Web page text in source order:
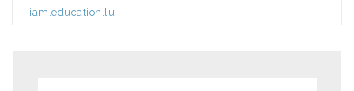
- iam.education.lu